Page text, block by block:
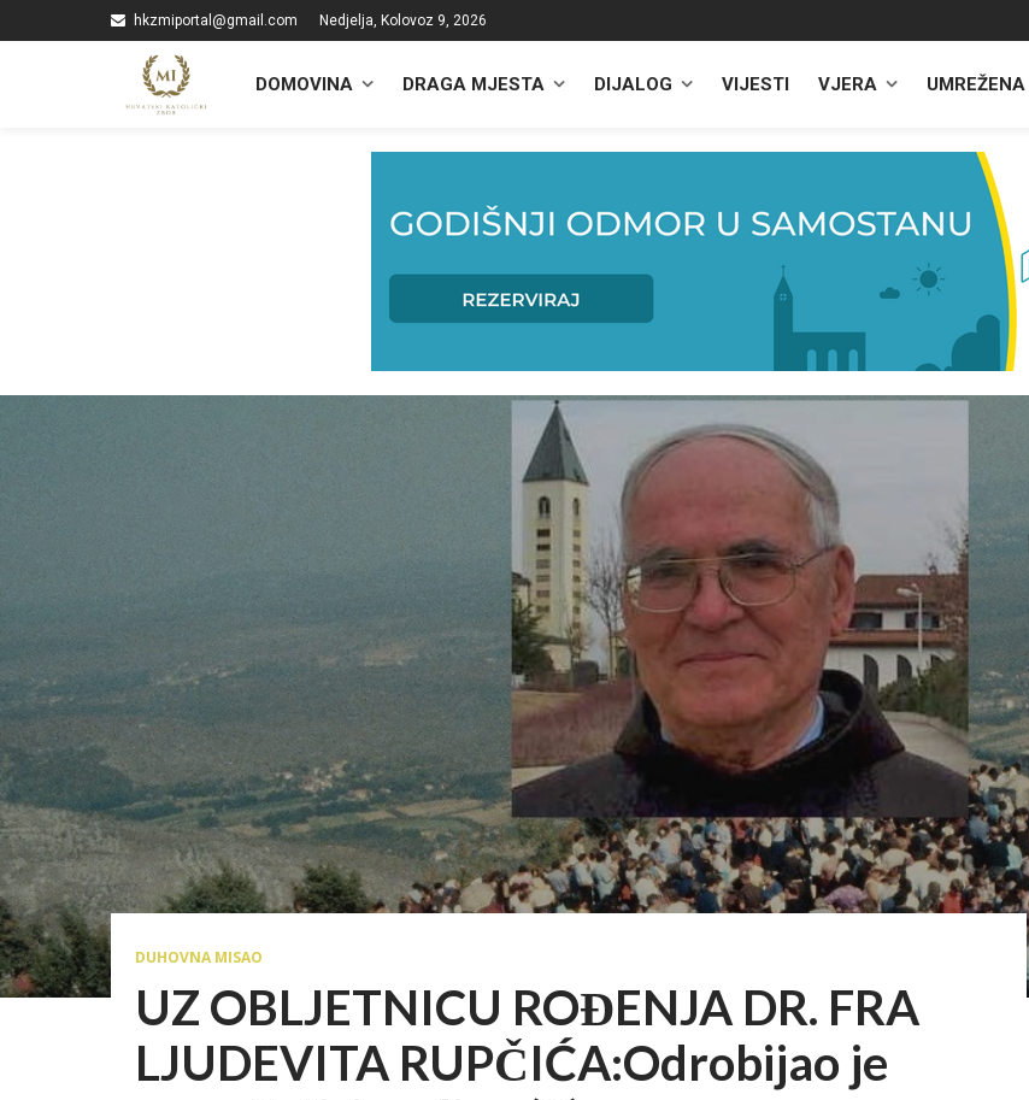
hkzmiportal@gmail.com Nedjelja, Kolovoz 9, 2026
DOMOVINA DRAGA MJESTA DIJALOG VIJESTI VJERA
DUHOVNA MISAO
UZ OBLJETNICU ROĐENJA DR. FRA
LJUDEVITA RUPČIĆA:Odrobijao je